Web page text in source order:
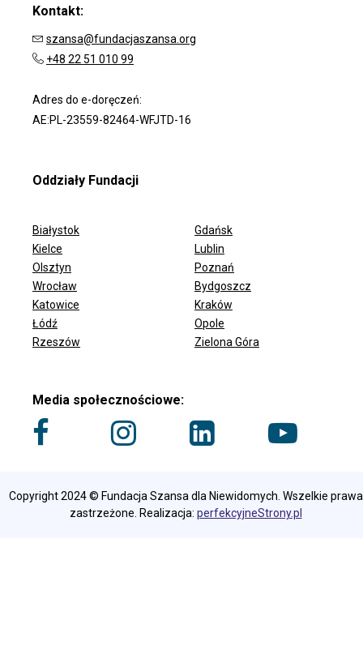
Kontakt:
szansa@fundacjaszansa.org
+48 22 51 010 99
Adres do e-doręczeń:
AE:PL-23559-82464-WFJTD-16
Oddziały Fundacji
ODDZIAŁY FUNDACJI
Białystok
Gdańsk
Kielce
Lublin
Olsztyn
Poznań
Wrocław
Bydgoszcz
Katowice
Kraków
Łódź
Opole
Rzeszów
Zielona Góra
Media społecznościowe:
Copyright 2024 © Fundacja Szansa dla Niewidomych. Wszelkie prawa
zastrzeżone. Realizacja: perfekcyjneStrony.pl